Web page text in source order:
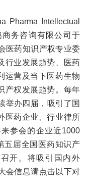
Intellectual
商务咨询有限公司于
医药知识产权专业委
行业发展趋势、医药
运营及当下医药生物
产权发展趋势。每年
举办四届，吸引了国
医药企业、行业律所
参会的企业近1000
五届全国医药知识产
开。将吸引国内外
会信息请点击以下对